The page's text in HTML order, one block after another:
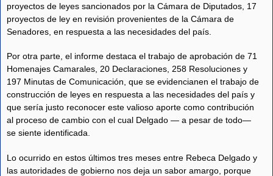
proyectos de leyes sancionados por la Cámara de Diputados, 17
proyectos de ley en revisión provenientes de la Cámara de
Senadores, en respuesta a las necesidades del país.
Por otra parte, el informe destaca el trabajo de aprobación de 71
Homenajes Camarales, 20 Declaraciones, 258 Resoluciones y
197 Minutas de Comunicación, que se evidencianen el trabajo de
construcción de leyes en respuesta a las necesidades del país y
que sería justo reconocer este valioso aporte como contribución
al proceso de cambio con el cual Delgado — a pesar de todo—
se siente identificada.
Lo ocurrido en estos últimos tres meses entre Rebeca Delgado y
las autoridades de gobierno nos deja un sabor amargo, porque